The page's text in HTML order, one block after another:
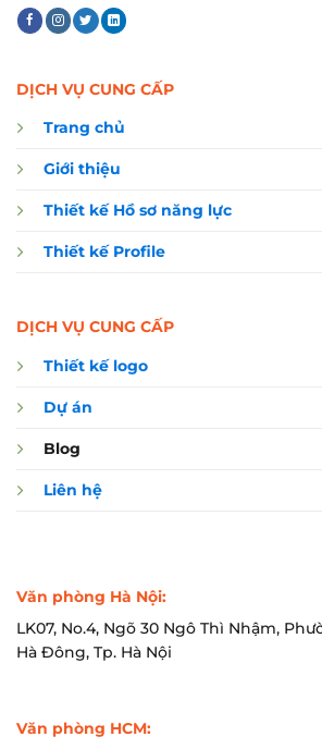
DỊCH VỤ CUNG CẤP
Trang chủ
Giới thiệu
Thiết kế Hồ sơ năng lực
Thiết kế Profile
DỊCH VỤ CUNG CẤP
Thiết kế logo
Dự án
Blog
Liên hệ
Văn phòng Hà Nội:
LK07, No.4, Ngõ 30 Ngô Thì Nhậm,
Hà Đông, Tp. Hà Nội
Văn phòng HCM: